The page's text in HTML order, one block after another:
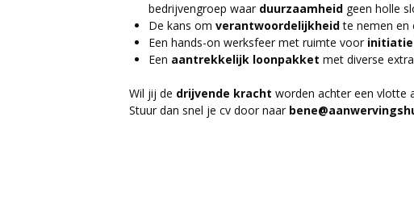
bedrijvengroep waar duurzaamheid geen holle
De kans om verantwoordelijkheidte nemen en
Een hands-on werksfeer met ruimte voor
Een aantrekkelijk loonpakket met diverse
Wil jij de drijvende kracht worden achter een vlotte
Stuur dan snel je cv door naar